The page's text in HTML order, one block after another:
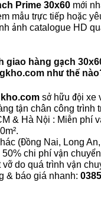
Prime 30x60 mới
mẫu trực tiếp hoặc
ảnh catalogue HD
giao hàng gạch
như thế
sở hữu đội xe
tận chân công trình
& Hà Nội : Miễn phí
(Đồng Nai, Long
50% chi phí vận
do quá trình vận
& báo giá nhanh: